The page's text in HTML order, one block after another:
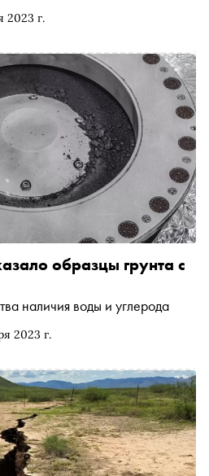
2023 г.
2023 г.
образцы грунта с
наличия воды и углерода